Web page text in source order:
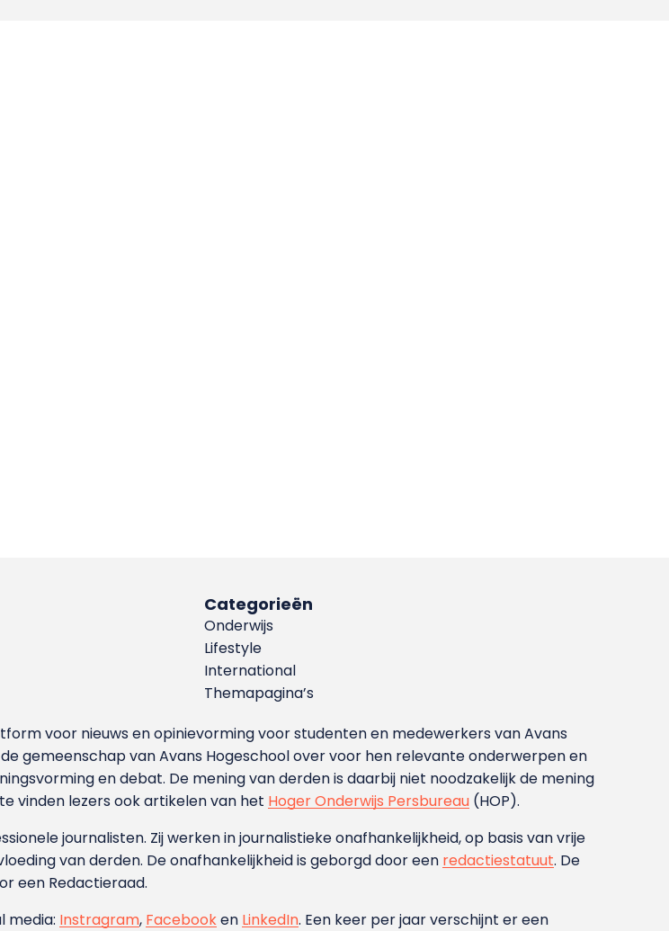
Categorieën
Onderwijs
Lifestyle
International
Themapagina’s
voor nieuws en opinievorming voor studenten en medewerkers van Avans
gemeenschap van Avans Hogeschool over voor hen relevante onderwerpen en
en debat. De mening van derden is daarbij niet noodzakelijk de mening
vinden lezers ook artikelen van het Hoger Onderwijs Persbureau (HOP).
journalisten. Zij werken in journalistieke onafhankelijkheid, op basis van vrije
van derden. De onafhankelijkheid is geborgd door een redactiestatuut. De
een Redactieraad.
media: Instragram, Facebooken LinkedIn. Een keer per jaar verschijnt er een